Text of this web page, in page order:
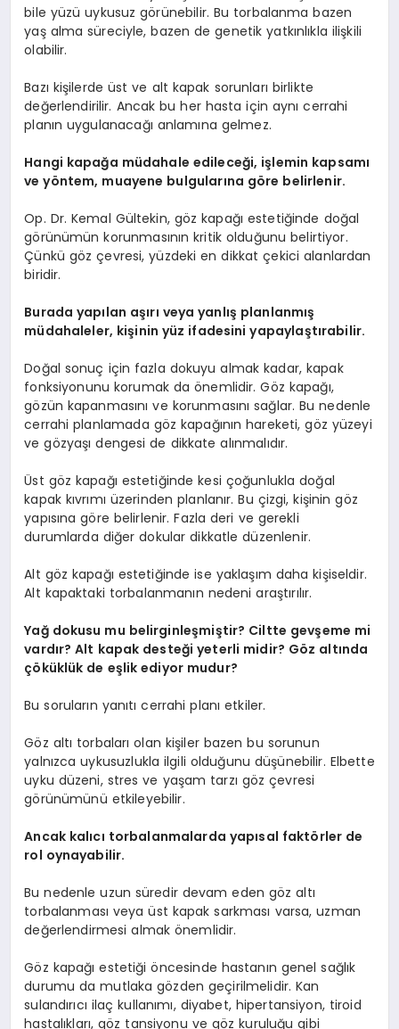
bile yüzü uykusuz görünebilir. Bu torbalanma bazen
yaş alma süreciyle, bazen de genetik yatkınlıkla ilişkili
olabilir.
Bazı kişilerde üst ve alt kapak sorunları birlikte
değerlendirilir. Ancak bu her hasta için aynı cerrahi
planın uygulanacağı anlamına gelmez.
Hangi kapağa müdahale edileceği, işlemin kapsamı
ve yöntem, muayene bulgularına göre belirlenir.
Op. Dr. Kemal Gültekin, göz kapağı estetiğinde doğal
görünümün korunmasının kritik olduğunu belirtiyor.
Çünkü göz çevresi, yüzdeki en dikkat çekici alanlardan
biridir.
Burada yapılan aşırı veya yanlış planlanmış
müdahaleler, kişinin yüz ifadesini yapaylaştırabilir.
Doğal sonuç için fazla dokuyu almak kadar, kapak
fonksiyonunu korumak da önemlidir. Göz kapağı,
gözün kapanmasını ve korunmasını sağlar. Bu nedenle
cerrahi planlamada göz kapağının hareketi, göz yüzeyi
ve gözyaşı dengesi de dikkate alınmalıdır.
Üst göz kapağı estetiğinde kesi çoğunlukla doğal
kapak kıvrımı üzerinden planlanır. Bu çizgi, kişinin göz
yapısına göre belirlenir. Fazla deri ve gerekli
durumlarda diğer dokular dikkatle düzenlenir.
Alt göz kapağı estetiğinde ise yaklaşım daha kişiseldir.
Alt kapaktaki torbalanmanın nedeni araştırılır.
Yağ dokusu mu belirginleşmiştir? Ciltte gevşeme mi
vardır? Alt kapak desteği yeterli midir? Göz altında
çöküklük de eşlik ediyor mudur?
Bu soruların yanıtı cerrahi planı etkiler.
Göz altı torbaları olan kişiler bazen bu sorunun
yalnızca uykusuzlukla ilgili olduğunu düşünebilir. Elbette
uyku düzeni, stres ve yaşam tarzı göz çevresi
görünümünü etkileyebilir.
Ancak kalıcı torbalanmalarda yapısal faktörler de
rol oynayabilir.
Bu nedenle uzun süredir devam eden göz altı
torbalanması veya üst kapak sarkması varsa, uzman
değerlendirmesi almak önemlidir.
Göz kapağı estetiği öncesinde hastanın genel sağlık
durumu da mutlaka gözden geçirilmelidir. Kan
sulandırıcı ilaç kullanımı, diyabet, hipertansiyon, tiroid
hastalıkları, göz tansiyonu ve göz kuruluğu gibi